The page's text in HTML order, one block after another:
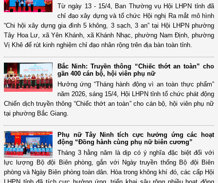
Từ ngày 13 - 15/4, Ban Thường vụ Hội LHPN tỉnh đã
chỉ đạo xây dựng và tổ chức Hội nghị Ra mắt mô hình
“Chi hội xây dựng gia đình 5 không, 3 sạch, 3 an” tại Hội LHPN phường
Tây Hoa Lư, xã Yên Khánh, xã Khánh Nhạc, phường Nam Định, phường
Vị Khê để rút kinh nghiệm chỉ đạo nhân rộng trên địa bàn toàn tỉnh.
Bắc Ninh: Truyền thông “Chiếc thớt an toàn” cho
gần 400 cán bộ, hội viên phụ nữ
Hưởng ứng “Tháng hành động vì an toàn thực phẩm”
năm 2026, sáng 15/4, Hội LHPN tỉnh tổ chức phát động
Chiến dịch truyền thông “Chiếc thớt an toàn” cho cán bộ, hội viên phụ nữ
tại phường Bắc Giang.
Phụ nữ Tây Ninh tích cực hưởng ứng các hoạt
động “Đồng hành cùng phụ nữ biên cương”
Tháng 3 hằng năm là dịp có ý nghĩa đặc biệt đối với
lực lượng Bộ đội Biên phòng, gắn với Ngày truyền thống Bộ đội Biên
phòng và Ngày Biên phòng toàn dân. Hòa trong không khí đó, các cấp Hội